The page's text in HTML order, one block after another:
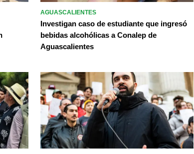
AGUASCALIENTES
Investigan caso de estudiante que ingresó
bebidas alcohólicas a Conalep de
Aguascalientes